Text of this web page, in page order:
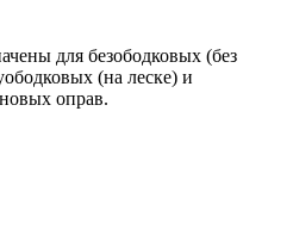
для безободковых (без
(на леске) и
оправ.